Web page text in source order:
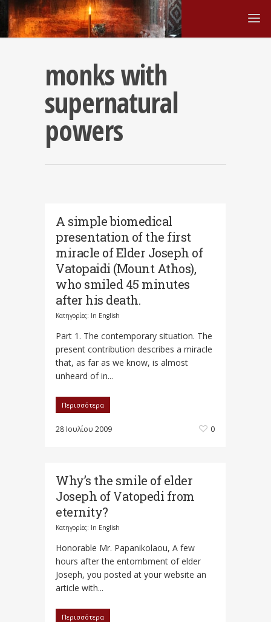
monks with
supernatural
powers
A simple biomedical
presentation of the first
miracle of Elder Joseph of
Vatopaidi (Mount Athos),
who smiled 45 minutes
after his death.
Κατηγορίες: In English
Part 1. The contemporary situation. The
present contribution describes a miracle
that, as far as we know, is almost
unheard of in...
Περισσότερα
28 Ιουλίου 2009 0
Why’s the smile of elder
Joseph of Vatopedi from
eternity?
Κατηγορίες: In English
Honorable Mr. Papanikolaou, A few
hours after the entombment of elder
Joseph, you posted at your website an
article with...
Περισσότερα